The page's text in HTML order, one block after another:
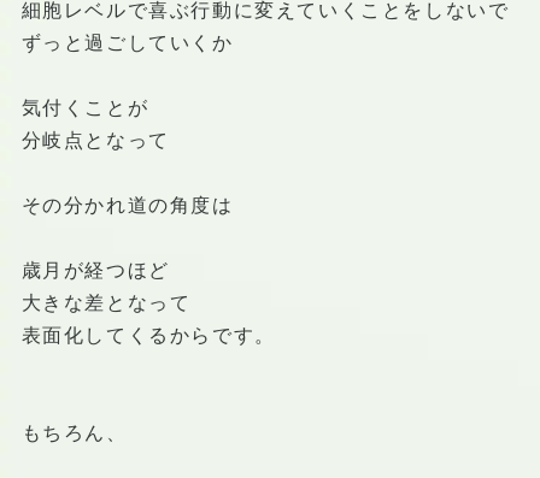
細胞レベルで喜ぶ行動に変えていくことをしないで
ずっと過ごしていくか
気付くことが
分岐点となって
その分かれ道の角度は
歳月が経つほど
大きな差となって
表面化してくるからです。
もちろん、